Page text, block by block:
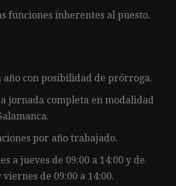
funciones inherentes al puesto.
año con posibilidad de prórroga.
jornada completa en modalidad
por año trabajado.
a jueves de 09:00 a 14:00 y de
viernes de 09:00 a 14:00.